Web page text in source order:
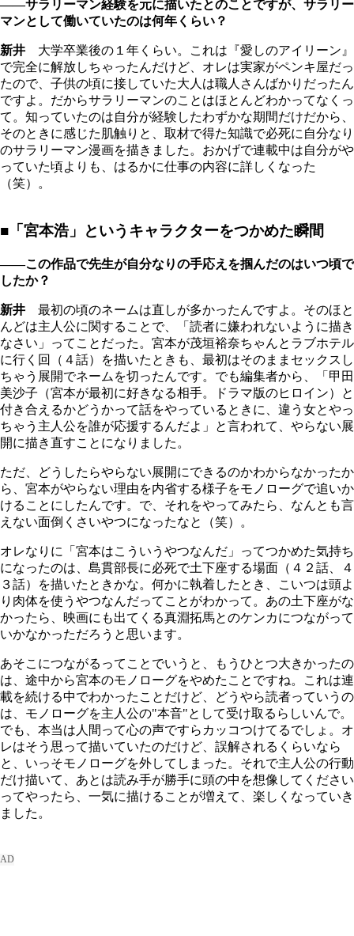
――サラリーマン経験を元に描いたとのことですが、サラリー
マンとして働いていたのは何年くらい？
新井 大学卒業後の１年くらい。これは『愛しのアイリーン』
で完全に解放しちゃったんだけど、オレは実家がペンキ屋だっ
たので、子供の頃に接していた大人は職人さんばかりだったん
ですよ。だからサラリーマンのことはほとんどわかってなくっ
て。知っていたのは自分が経験したわずかな期間だけだから、
そのときに感じた肌触りと、取材で得た知識で必死に自分なり
のサラリーマン漫画を描きました。おかげで連載中は自分がや
っていた頃よりも、はるかに仕事の内容に詳しくなった
（笑）。
■「宮本浩」というキャラクターをつかめた瞬間
――この作品で先生が自分なりの手応えを掴んだのはいつ頃で
したか？
新井 最初の頃のネームは直しが多かったんですよ。そのほと
んどは主人公に関することで、「読者に嫌われないように描き
なさい」ってことだった。宮本が茂垣裕奈ちゃんとラブホテル
に行く回（４話）を描いたときも、最初はそのままセックスし
ちゃう展開でネームを切ったんです。でも編集者から、「甲田
美沙子（宮本が最初に好きなる相手。ドラマ版のヒロイン）と
付き合えるかどうかって話をやっているときに、違う女とやっ
ちゃう主人公を誰が応援するんだよ」と言われて、やらない展
開に描き直すことになりました。
ただ、どうしたらやらない展開にできるのかわからなかったか
ら、宮本がやらない理由を内省する様子をモノローグで追いか
けることにしたんです。で、それをやってみたら、なんとも言
えない面倒くさいやつになったなと（笑）。
オレなりに「宮本はこういうやつなんだ」ってつかめた気持ち
になったのは、島貫部長に必死で土下座する場面（４２話、４
３話）を描いたときかな。何かに執着したとき、こいつは頭よ
り肉体を使うやつなんだってことがわかって。あの土下座がな
かったら、映画にも出てくる真淵拓馬とのケンカにつながって
いかなかっただろうと思います。
あそこにつながるってことでいうと、もうひとつ大きかったの
は、途中から宮本のモノローグをやめたことですね。これは連
載を続ける中でわかったことだけど、どうやら読者っていうの
は、モノローグを主人公の"本音"として受け取るらしいんで。
でも、本当は人間って心の声ですらカッコつけてるでしょ。オ
レはそう思って描いていたのだけど、誤解されるくらいなら
と、いっそモノローグを外してしまった。それで主人公の行動
だけ描いて、あとは読み手が勝手に頭の中を想像してください
ってやったら、一気に描けることが増えて、楽しくなっていき
ました。